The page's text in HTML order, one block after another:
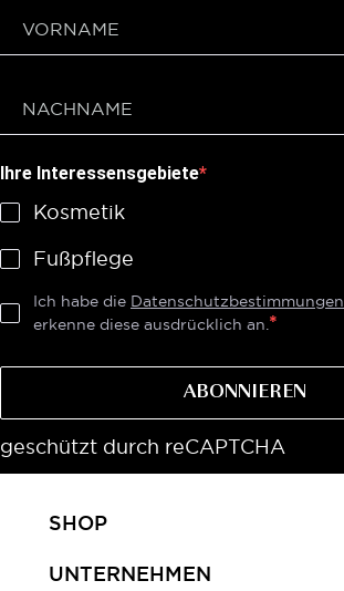
Ihre Interessensgebiete
Kosmetik
Fußpflege
Ich habe die Datenschutzbestimmungen
erkenne diese ausdrücklich an.
ABONNIEREN
geschützt durch reCAPTCHA
SHOP
UNTERNEHMEN